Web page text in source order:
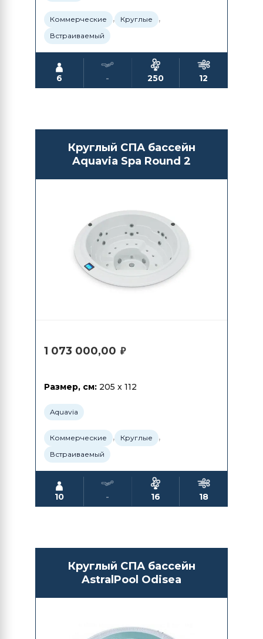
Коммерческие , Круглые ,
Встраиваемый
6 - 250 12
Круглый СПА бассейн
Aquavia Spa Round 2
1 073 000,00 ₽
Размер, см: 205 x 112
Aquavia
Коммерческие , Круглые ,
Встраиваемый
10 - 16 18
Круглый СПА бассейн
AstralPool Odisea